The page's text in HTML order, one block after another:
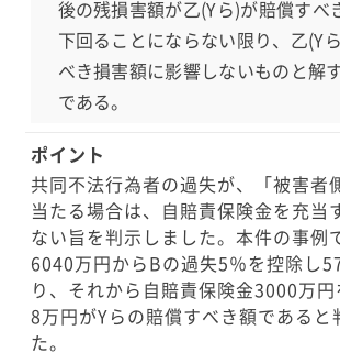
後の残損害額が乙(Yら)が賠償すべ
下回ることにならない限り、乙(Y
べき損害額に影響しないものと解
である。
ポイント
共同不法行為者の過失が、「被害者
当たる場合は、自賠責保険金を充当
ない旨を判示しました。本件の事例
6040万円からBの過失5％を控除し
り、それから自賠責保険金3000万
8万円がYらの賠償すべき額であると
た。